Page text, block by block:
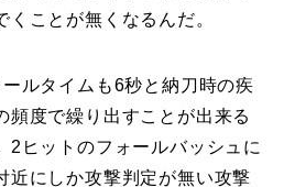
ことが無くなるんだ。
ルタイムも6秒と納刀時の疾
頻度で繰り出すことが出来る
2ヒットのフォールバッシュに
近にしか攻撃判定が無い攻撃